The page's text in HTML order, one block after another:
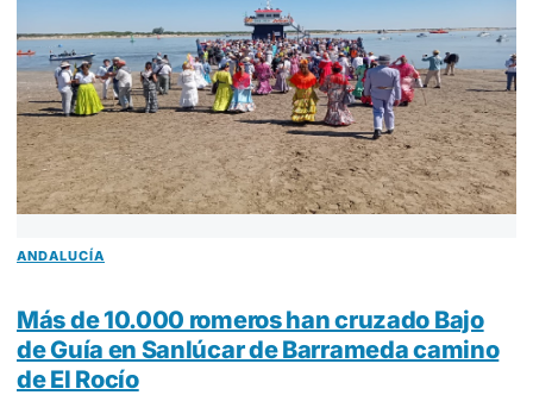
ANDALUCÍA
Más de 10.000 romeros han cruzado Bajo
de Guía en Sanlúcar de Barrameda camino
de El Rocío